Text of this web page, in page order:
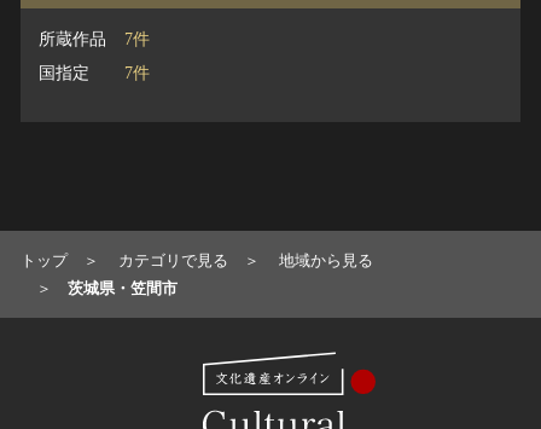
所蔵作品
7件
国指定
7件
トップ カテゴリで見る
地域から見る
茨城県・笠間市